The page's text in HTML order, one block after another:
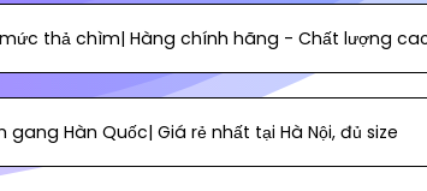
thả chìm| Hàng chính hãng - Chất lượng
gang Hàn Quốc| Giá rẻ nhất tại Hà Nội, đủ size